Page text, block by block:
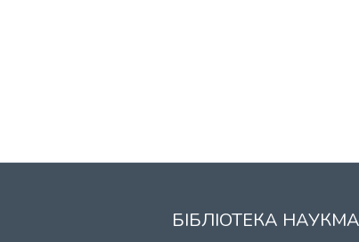
БІБЛІОТЕКА НАУКМА